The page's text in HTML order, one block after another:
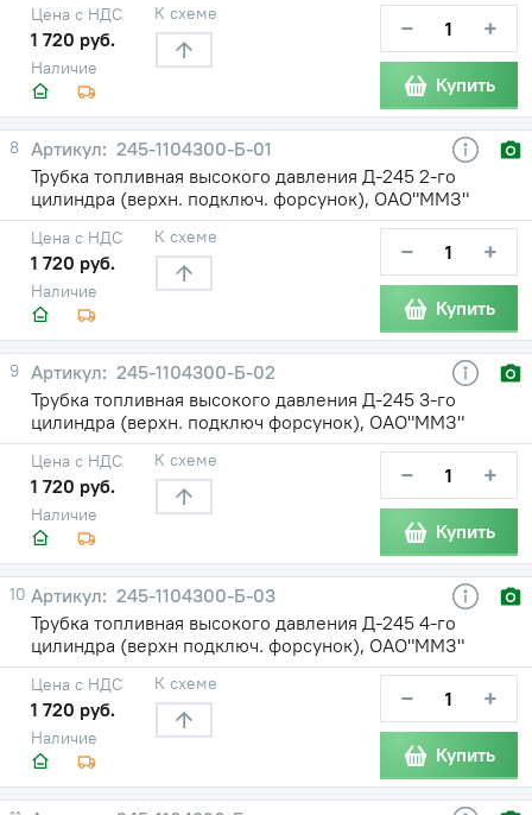
Наличие
Цена с НДС
1 720 руб.
К схеме − +
Купить
8
245-1104300-Б-01
Трубка топливная высокого давления Д-245 2-го
цилиндра (верхн. подключ. форсунок), ОАО"ММЗ"
Наличие
Цена с НДС
1 720 руб.
К схеме − +
Купить
9
245-1104300-Б-02
Трубка топливная высокого давления Д-245 3-го
цилиндра (верхн. подключ форсунок), ОАО"ММЗ"
Наличие
Цена с НДС
1 720 руб.
К схеме − +
Купить
10
245-1104300-Б-03
Трубка топливная высокого давления Д-245 4-го
цилиндра (верхн подключ. форсунок), ОАО"ММЗ"
Наличие
Цена с НДС
1 720 руб.
К схеме − +
Купить